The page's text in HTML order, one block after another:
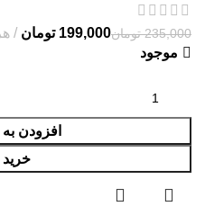
تومان
تومان
موجود
افزودن
خرید